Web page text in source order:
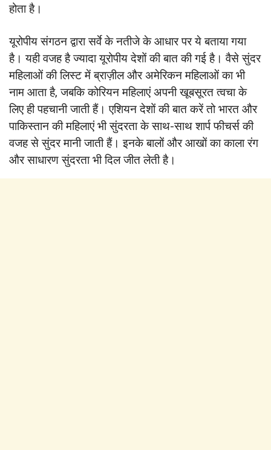
होता है।
यूरोपीय संगठन द्वारा सर्वे के नतीजे के आधार पर ये बताया गया
है। यही वजह है ज्यादा यूरोपीय देशों की बात की गई है। वैसे सुंदर
महिलाओं की लिस्ट में ब्राज़ील और अमेरिकन महिलाओं का भी
नाम आता है, जबकि कोरियन महिलाएं अपनी खूबसूरत त्वचा के
लिए ही पहचानी जाती हैं। एशियन देशों की बात करें तो भारत और
पाकिस्तान की महिलाएं भी सुंदरता के साथ-साथ शार्प फीचर्स की
वजह से सुंदर मानी जाती हैं। इनके बालों और आखों का काला रंग
और साधारण सुंदरता भी दिल जीत लेती है।